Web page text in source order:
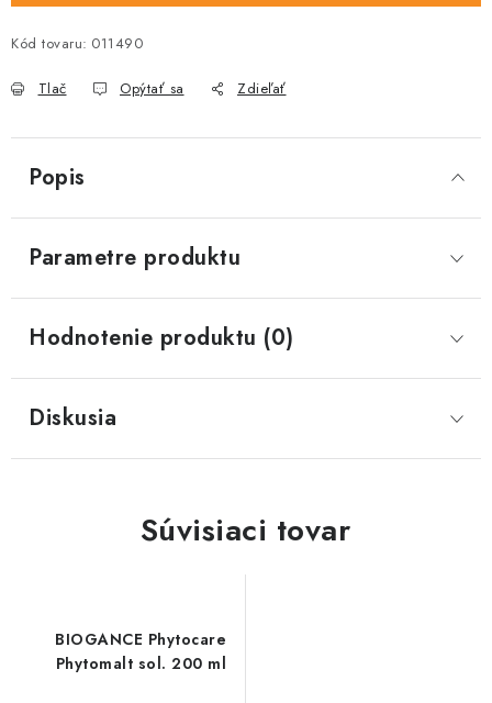
Kód tovaru: 011490
Tlač Opýtať sa Zdieľať
Popis
Parametre produktu
Hodnotenie produktu (0)
Diskusia
Súvisiaci tovar
BIOGANCE Phytocare
Phytomalt sol. 200 ml